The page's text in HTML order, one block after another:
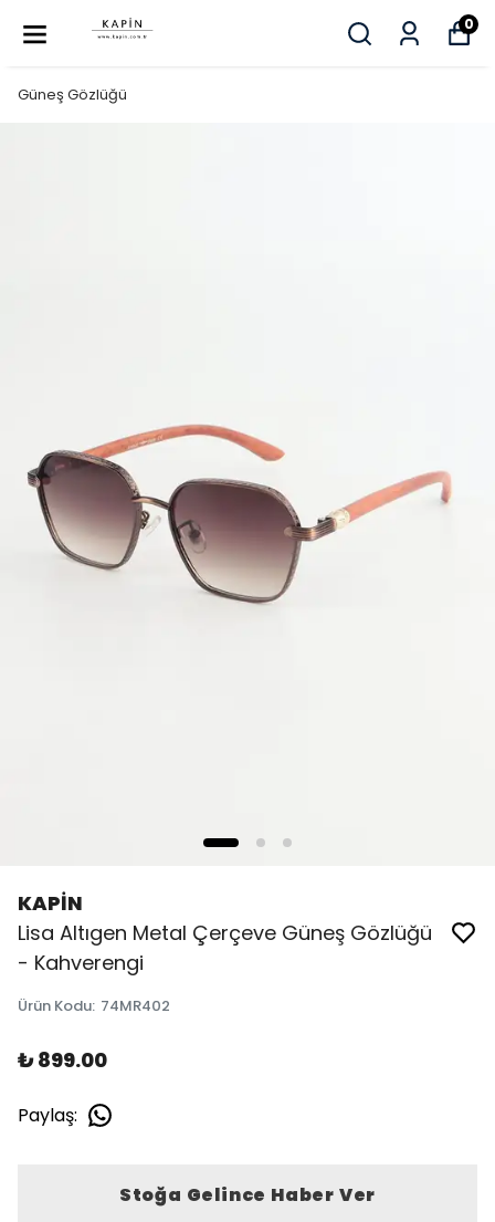
0
Güneş Gözlüğü
KAPİN
Lisa Altıgen Metal Çerçeve Güneş Gözlüğü
- Kahverengi
Ürün Kodu: 74MR402
₺ 899.00
Paylaş:
Stoğa Gelince Haber Ver